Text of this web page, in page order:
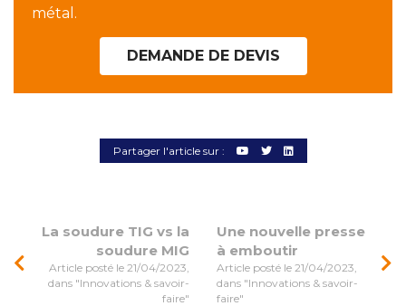
métal.
DEMANDE DE DEVIS
Partager l'article sur :
La soudure TIG vs la
soudure MIG
Article posté le 21/04/2023,
dans "Innovations & savoir-
faire"
Une nouvelle presse
à emboutir
Article posté le 21/04/2023,
dans "Innovations & savoir-
faire"